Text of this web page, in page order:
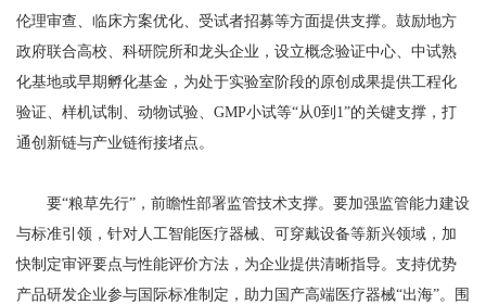
伦理审查、临床方案优化、受试者招募等方面提供支撑。鼓励地方
政府联合高校、科研院所和龙头企业，设立概念验证中心、中试熟
化基地或早期孵化基金，为处于实验室阶段的原创成果提供工程化
验证、样机试制、动物试验、GMP小试等“从0到1”的关键支撑，打
通创新链与产业链衔接堵点。
要“粮草先行”，前瞻性部署监管技术支撑。要加强监管能力建设
与标准引领，针对人工智能医疗器械、可穿戴设备等新兴领域，加
快制定审评要点与性能评价方法，为企业提供清晰指导。支持优势
产品研发企业参与国际标准制定，助力国产高端医疗器械“出海”。围